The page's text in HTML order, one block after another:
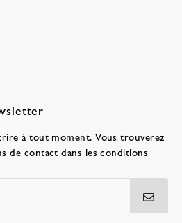
à tout moment. Vous trouverez
de contact dans les conditions